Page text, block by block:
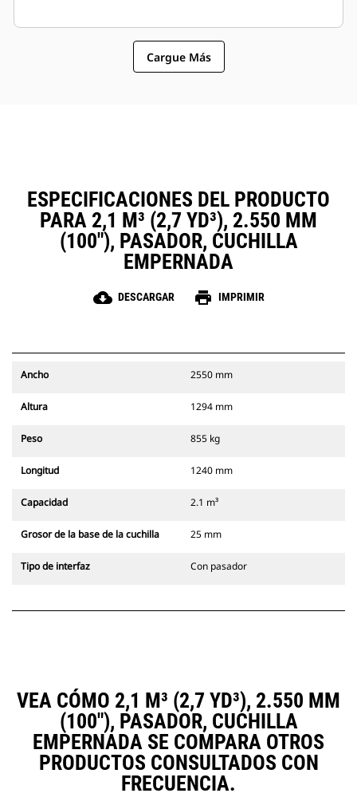
Cargue Más
ESPECIFICACIONES DEL PRODUCTO
PARA 2,1 M³ (2,7 YD³), 2.550 MM
(100"), PASADOR, CUCHILLA
EMPERNADA
cloud_download DESCARGAR print IMPRIMIR
Ancho 2550 mm
Altura 1294 mm
Peso 855 kg
Longitud 1240 mm
Capacidad 2.1 m³
Grosor de la base de la cuchilla 25 mm
Tipo de interfaz Con pasador
VEA CÓMO 2,1 M³ (2,7 YD³), 2.550 MM
(100"), PASADOR, CUCHILLA
EMPERNADA SE COMPARA OTROS
PRODUCTOS CONSULTADOS CON
FRECUENCIA.